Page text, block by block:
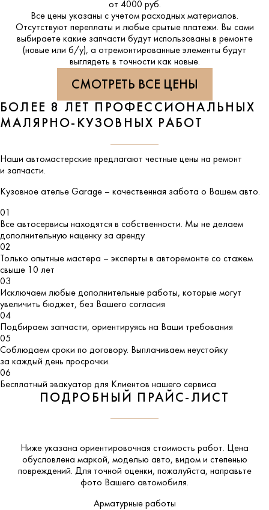
от 4000 руб.
Все цены указаны с учетом расходных материалов.
Отсутствуют переплаты и любые срытые платежи. Вы сами
выбираете какие запчасти будут использованы в ремонте
(новые или б/у), а отремонтированные элементы будут
выглядеть в точности как новые.
СМОТРЕТЬ ВСЕ ЦЕНЫ
БОЛЕЕ 8 ЛЕТ ПРОФЕССИОНАЛЬНЫХ
МАЛЯРНО-КУЗОВНЫХ РАБОТ
Наши автомастерские предлагают честные цены на ремонт
и запчасти.
Кузовное ателье Garage – качественная забота о Вашем авто.
01
Все автосервисы находятся в собственности. Мы не делаем
дополнительную наценку за аренду
02
Только опытные мастера – эксперты в авторемонте со стажем
свыше 10 лет
03
Исключаем любые дополнительные работы, которые могут
увеличить бюджет, без Вашего согласия
04
Подбираем запчасти, ориентируясь на Ваши требования
05
Соблюдаем сроки по договору. Выплачиваем неустойку
за каждый день просрочки.
06
Бесплатный эвакуатор для Клиентов нашего сервиса
ПОДРОБНЫЙ ПРАЙС-ЛИСТ
Ниже указана ориентировочная стоимость работ. Цена
обусловлена маркой, моделью авто, видом и степенью
повреждений. Для точной оценки, пожалуйста, направьте
фото Вашего автомобиля.
Арматурные работы